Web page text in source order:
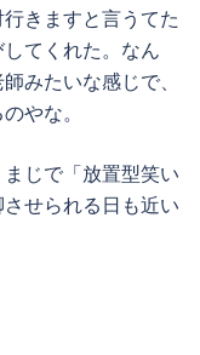
きますと言うてた
てくれた。なん
みたいな感じで、
やな。
じで「放置型笑い
せられる日も近い